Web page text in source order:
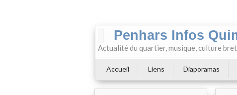
Penhars Infos
Actualité du quartier, musique, culture
Accueil Liens Diaporamas